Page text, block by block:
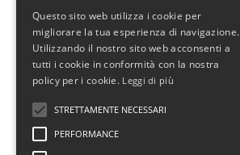
Accedi
Feed dei contenuti
Feed dei commenti
WordPress.org
Questo sito web utilizza i cookie per
migliorare la tua esperienza di navigazione.
Utilizzando il nostro sito web acconsenti a
tutti i cookie in conformità con la nostra
policy per i cookie. Leggi di più
STRETTAMENTE NECESSARI
PERFORMANCE